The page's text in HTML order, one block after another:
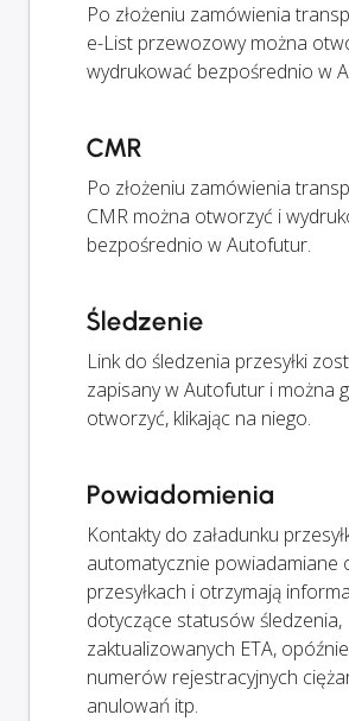
Po złożeniu zamówienia
e-List przewozowy można
wydrukować bezpośrednio w
CMR
Po złożeniu zamówienia
CMR można otworzyć i
bezpośrednio w Autofutur.
Śledzenie
Link do śledzenia przesyłki
zapisany w Autofutur i można
otworzyć, klikając na niego.
Powiadomienia
Kontakty do załadunku
automatycznie powiadamiane
przesyłkach i otrzymają
dotyczące statusów śledzenia,
zaktualizowanych ETA,
numerów rejestracyjnych
anulowań itp.